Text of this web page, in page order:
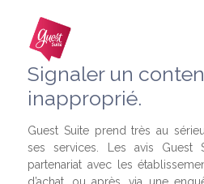
Signaler un
inapproprié.
Guest Suite prend très au
ses services. Les avis Guest
partenariat avec les